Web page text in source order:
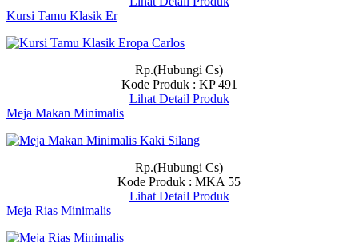
Kursi Tamu Klasik Er
Rp.(Hubungi Cs)
Kode Produk : KP 491
Lihat Detail Produk
Meja Makan Minimalis
Rp.(Hubungi Cs)
Kode Produk : MKA 55
Lihat Detail Produk
Meja Rias Minimalis